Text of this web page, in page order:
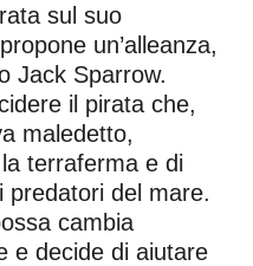
sul suo
un’alleanza,
Jack Sparrow.
il pirata che,
maledetto,
terraferma e di
predatori del mare.
cambia
e decide di aiutare